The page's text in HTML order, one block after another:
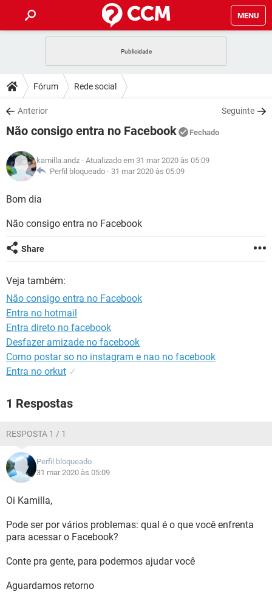
MENU
CELULAR
OUTLOOK
INSTAGRAM GMAIL
GUIA DE COMPRAS
DICAS
JOGOS
INSTAGRAM GMAIL
GUIA DE COMPRAS
DOWNLOADS
JOGOS WHATSAPP
CELULAR
OUTLOOK EXCEL
INSTAGRAM
JOGOS WHATSAPP
CELULAR
OUTLOOK
INSTAGRAM
GUIA DE COMPRAS
GLOSSÁRIO
JOGOS
INSTAGRAM
GUIA DE COMPRAS
Fórum Rede social
Anterior Seguinte
Não consigo entra no Facebook Fechado
kamilla.andz - Atualizado em 31 mar 2020 às 05:09
Perfil bloqueado - 31 mar 2020 às 05:09
Bom dia
Não consigo entra no Facebook
Share
Veja também:
Não consigo entra no Facebook
Entra no hotmail
Entra direto no facebook
Desfazer amizade no facebook
Como postar so no instagram e nao no facebook
Entra no orkut ✓
1 Respostas
RESPOSTA 1 / 1
Perfil bloqueado
31 mar 2020 às 05:09
Oi Kamilla,
Pode ser por vários problemas: qual é o que você enfrenta
para acessar o Facebook?
Conte pra gente, para podermos ajudar você
Aguardamos retorno